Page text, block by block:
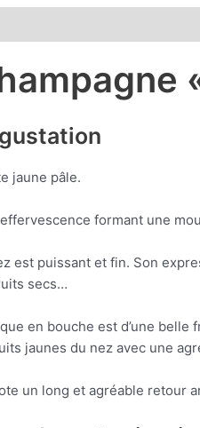
jaune pâle.
formant une
est puissant et fin. Son
secs…
en bouche est d’une
jaunes du nez avec une
un long et agréable retour